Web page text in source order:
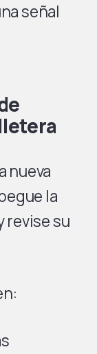
señal
nueva
la
revise su